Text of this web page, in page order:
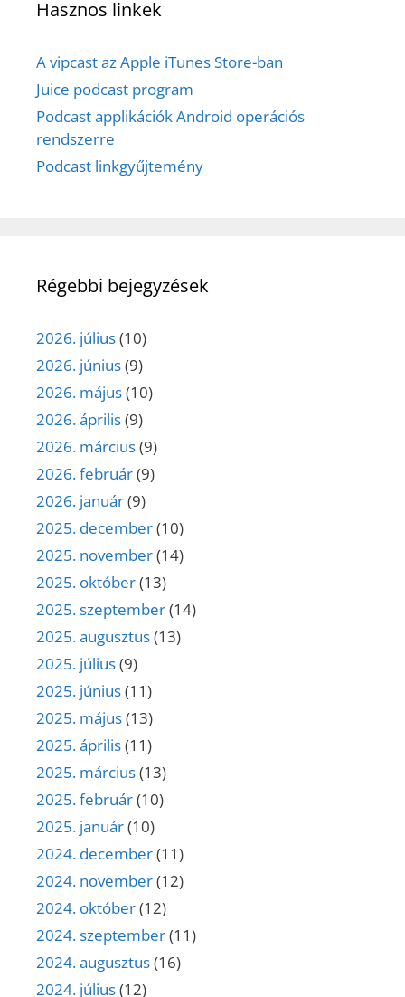
Hasznos linkek
A vipcast az Apple iTunes Store-ban
Juice podcast program
Podcast applikációk Android operációs
rendszerre
Podcast linkgyűjtemény
Régebbi bejegyzések
2026. július(10)
2026. június(9)
2026. május(10)
2026. április(9)
2026. március(9)
2026. február(9)
2026. január(9)
2025. december(10)
2025. november(14)
2025. október(13)
2025. szeptember(14)
2025. augusztus(13)
2025. július(9)
2025. június(11)
2025. május(13)
2025. április(11)
2025. március(13)
2025. február(10)
2025. január(10)
2024. december(11)
2024. november(12)
2024. október(12)
2024. szeptember(11)
2024. augusztus(16)
2024. július(12)